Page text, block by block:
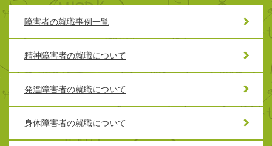
障害者の就職事例一覧
精神障害者の就職について
発達障害者の就職について
身体障害者の就職について